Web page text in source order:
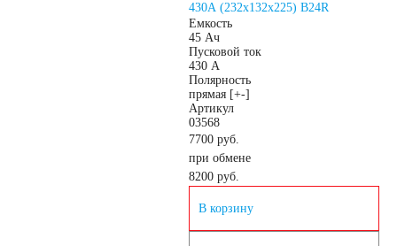
Аккумуляторы по цене
Мото аккумуляторы
430А (232x132x225) B24R
Емкость
45 Ач
Пусковой ток
430 А
Полярность
прямая [+-]
Артикул
03568
7700 руб.
при обмене
8200 руб.
В корзину